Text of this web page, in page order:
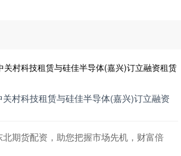
村科技租赁与硅佳半导体(嘉兴)订立融资
期货配资，助您把握市场先机，财富倍